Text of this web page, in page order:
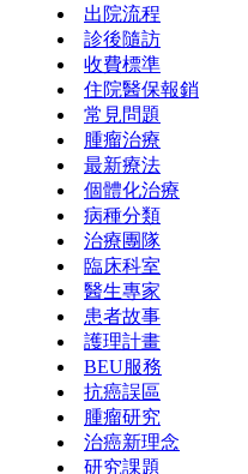
出院流程
診後隨訪
收費標準
住院醫保報銷
常見問題
腫瘤治療
最新療法
個體化治療
病種分類
治療團隊
臨床科室
醫生專家
患者故事
護理計畫
BEU服務
抗癌誤區
腫瘤研究
治癌新理念
研究課題